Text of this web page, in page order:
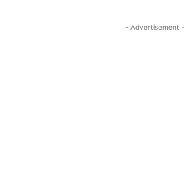
- Advertisement -